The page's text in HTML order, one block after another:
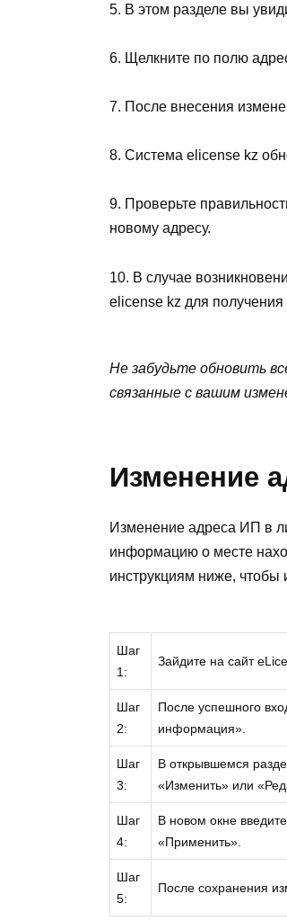
5. В этом разделе вы
6. Щелкните по полю
7. После внесения
8. Система elicense kz
9. Проверьте
новому адресу.
10. В случае
elicense kz для
Не забудьте обновить
связанные с вашим
Изменение
Изменение адреса ИП в
информацию о месте
инструкциям ниже, чтобы
Шаг
1:
Зайдите на сайт
Шаг
2:
После успешного
информация».
Шаг
3:
В открывшемся
«Изменить» или
Шаг
4:
В новом окне
«Применить».
Шаг
5:
После сохранения